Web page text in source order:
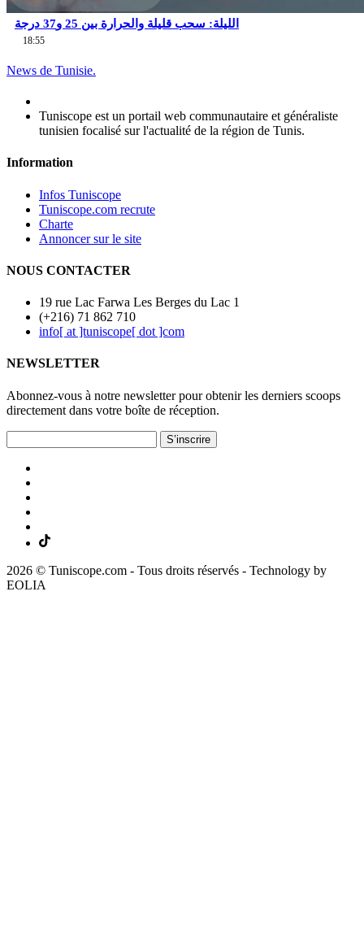
الليلة: سحب قليلة والحرارة بين 25 و37 درجة
18:55
News de Tunisie.
Tuniscope est un portail web communautaire et généraliste
tunisien focalisé sur l'actualité de la région de Tunis.
Information
Infos Tuniscope
Tuniscope.com recrute
Charte
Annoncer sur le site
NOUS CONTACTER
19 rue Lac Farwa Les Berges du Lac 1
(+216) 71 862 710
info[ at ]tuniscope[ dot ]com
NEWSLETTER
Abonnez-vous à notre newsletter pour obtenir les derniers scoops
directement dans votre boîte de réception.
S’inscrire
2026 © Tuniscope.com - Tous droits réservés - Technology by
EOLIA